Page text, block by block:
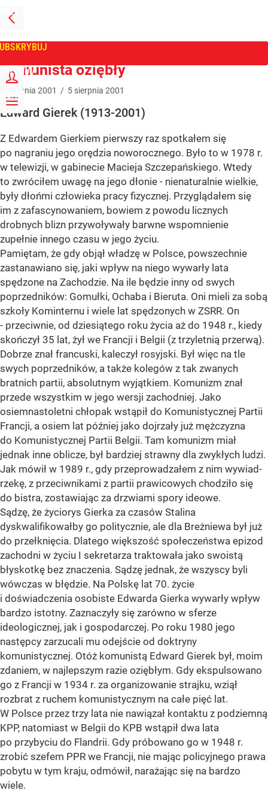
PRZEJDŹ
NA
GŁÓWNĄ
ZALOGUJ
MENU
Tygodnik Wprost
Komunista oziębły
5 sierpnia 2001 / 5 sierpnia 2001
Edward Gierek (1913-2001)
Z Edwardem Gierkiem pierwszy raz spotkałem się
po nagraniu jego orędzia noworocznego. Było to w 1978 r.
w telewizji, w gabinecie Macieja Szczepańskiego. Wtedy
to zwróciłem uwagę na jego dłonie - nienaturalnie wielkie,
były dłońmi człowieka pracy fizycznej. Przyglądałem się
im z zafascynowaniem, bowiem z powodu licznych
drobnych blizn przywoływały barwne wspomnienie
zupełnie innego czasu w jego życiu.
Pamiętam, że gdy objął władzę w Polsce, powszechnie
zastanawiano się, jaki wpływ na niego wywarły lata
spędzone na Zachodzie. Na ile będzie inny od swych
poprzedników: Gomułki, Ochaba i Bieruta. Oni mieli za sobą
szkoły Kominternu i wiele lat spędzonych w ZSRR. On
- przeciwnie, od dziesiątego roku życia aż do 1948 r., kiedy
skończył 35 lat, żył we Francji i Belgii (z trzyletnią przerwą).
Dobrze znał francuski, kaleczył rosyjski. Był więc na tle
swych poprzedników, a także kolegów z tak zwanych
bratnich partii, absolutnym wyjątkiem. Komunizm znał
przede wszystkim w jego wersji zachodniej. Jako
osiemnastoletni chłopak wstąpił do Komunistycznej Partii
Francji, a osiem lat później jako dojrzały już mężczyzna
do Komunistycznej Partii Belgii. Tam komunizm miał
jednak inne oblicze, był bardziej strawny dla zwykłych ludzi.
Jak mówił w 1989 r., gdy przeprowadzałem z nim wywiad-
rzekę, z przeciwnikami z partii prawicowych chodziło się
do bistra, zostawiając za drzwiami spory ideowe.
Sądzę, że życiorys Gierka za czasów Stalina
dyskwalifikowałby go politycznie, ale dla Breżniewa był już
do przełknięcia. Dlatego większość społeczeństwa epizod
zachodni w życiu I sekretarza traktowała jako swoistą
błyskotkę bez znaczenia. Sądzę jednak, że wszyscy byli
wówczas w błędzie. Na Polskę lat 70. życie
i doświadczenia osobiste Edwarda Gierka wywarły wpływ
bardzo istotny. Zaznaczyły się zarówno w sferze
ideologicznej, jak i gospodarczej. Po roku 1980 jego
następcy zarzucali mu odejście od doktryny
komunistycznej. Otóż komunistą Edward Gierek był, moim
zdaniem, w najlepszym razie oziębłym. Gdy ekspulsowano
go z Francji w 1934 r. za organizowanie strajku, wziął
rozbrat z ruchem komunistycznym na całe pięć lat.
W Polsce przez trzy lata nie nawiązał kontaktu z podziemną
KPP, natomiast w Belgii do KPB wstąpił dwa lata
po przybyciu do Flandrii. Gdy próbowano go w 1948 r.
zrobić szefem PPR we Francji, nie mając policyjnego prawa
pobytu w tym kraju, odmówił, narażając się na bardzo
wiele.